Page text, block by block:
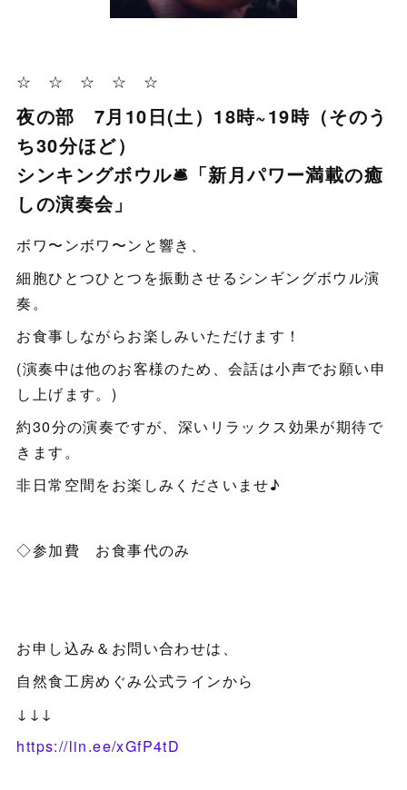
☆ ☆ ☆ ☆ ☆
夜の部 7月10日(土）18時~19時（そのう
ち30分ほど）
シンキングボウル🛎「新月パワー満載の癒
しの演奏会」
ボワ〜ンボワ〜ンと響き、
細胞ひとつひとつを振動させるシンギングボウル演
奏。
お食事しながらお楽しみいただけます！
(演奏中は他のお客様のため、会話は小声でお願い申
し上げます。)
約30分の演奏ですが、深いリラックス効果が期待で
きます。
非日常空間をお楽しみくださいませ♪
◇参加費 お食事代のみ
お申し込み＆お問い合わせは、
自然食工房めぐみ公式ラインから
↓↓↓
https://lin.ee/xGfP4tD